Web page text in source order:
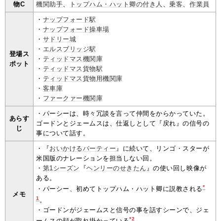
物C 機関助手、 トップハム・ハット卿の付き人 、乗客、作業員
登場ス
ポット
・ ナップフォード駅
・ ナップフォード操車場
・ サドリー城
・ エルスブリッジ駅
・ ティッドマス機関庫
・ ティッドマス貨物駅
・ ティッドマス貨物用機関庫
・ 客車庫
・ ファークァー機関庫
あらす
じ
・パーシーは、時々冗談を言って仲間をからかっていた。
ゴードンとジェームスは、仕返しとして『戻れ』の信号の
事について話す。
メモ
・『おいかけるバーティー』に続いて、リンゴ・スターが
米国版のナレーションを担当しない回。
・ 第1シーズン 『ヘンリーのせきたん 』の使い回し映像が
ある。
・パーシー、初めてトップハム・ハット卿に説教される*
1 。
・ゴードンがジェームスと信号の事を話すシーンで、ジェ
*2